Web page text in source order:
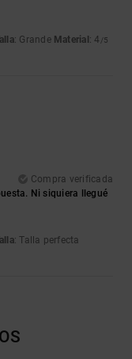
: Grande Material : 4 /5
Compra verificada
Ni siquiera llegué
: Talla perfecta